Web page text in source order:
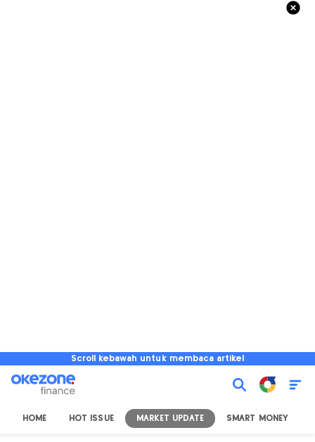
Scroll kebawah untuk membaca artikel
HOME HOT ISSUE MARKET UPDATE SMART MONEY